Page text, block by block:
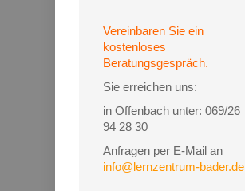
Vereinbaren Sie ein
kostenloses
Beratungsgespräch.
Sie erreichen uns:
in Offenbach unter: 069/26
94 28 30
Anfragen per E-Mail an
info@lernzentrum-bader.de